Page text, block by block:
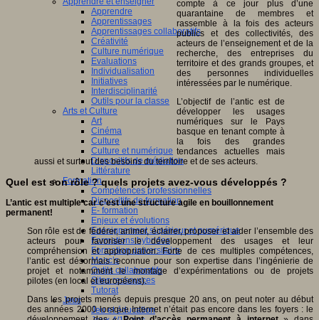
Apprendre
Apprentissages
Apprentissages collaboratifs
Créativité
Culture numérique
Evaluations
Individualisation
Initiatives
Interdisciplinarité
Outils pour la classe
Arts et Culture
Art
Cinéma
Culture
Culture et numérique
Dispositifs de médiation
Littérature
Formation
Compétences professionnelles
Dispositifs de formation
E- formation
Enjeux et évolutions
Enseignement supérieur et numérique
Formations hybrides
Formation universitaire
Mooc’s
Outils collaboratifs
Sites ressources
Tutorat
Jeux
Jeu et éducation
compte à ce jour plus d’une
quarantaine de membres et
rassemble à la fois des acteurs
publics et des collectivités, des
acteurs de l’enseignement et de la
recherche, des entreprises du
territoire et des grands groupes, et
des personnes individuelles
intéressées par le numérique.
L’objectif de l’antic est de
développer les usages
numériques sur le Pays
basque en tenant compte à
la fois des grandes
tendances actuelles mais
aussi et surtout des besoins du territoire et de ses acteurs.
Quel est son rôle ? quels projets avez-vous développés ?
L’antic est multiple car c’est une structure agile en bouillonnement
permanent!
Son rôle est de fédérer, animer, éclairer, proposer et aider l’ensemble des
acteurs pour favoriser le développement des usages et leur
compréhension et appropriation. Forte de ces multiples compétences,
l’antic est désormais reconnue pour son expertise dans l’ingénierie de
projet et notamment le montage d’expérimentations ou de projets
pilotes (en local et européens).
Dans les projets menés depuis presque 20 ans, on peut noter au début
des années 2000 lorsque Internet n’était pas encore dans les foyers : le